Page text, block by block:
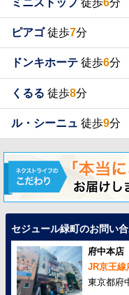
ピアゴ徒歩7分
ドンキホーテ 徒歩6分
くるる 徒歩8分
ル・シーニュ 徒歩9分
セジュール緑町のお問い
府中本店
JR京王線
東京都府